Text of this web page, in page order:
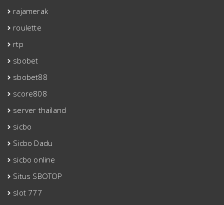
rajamerak
roulette
rtp
sbobet
sbobet88
score808
server thailand
sicbo
Sicbo Dadu
sicbo online
Situs SBOTOP
slot 777